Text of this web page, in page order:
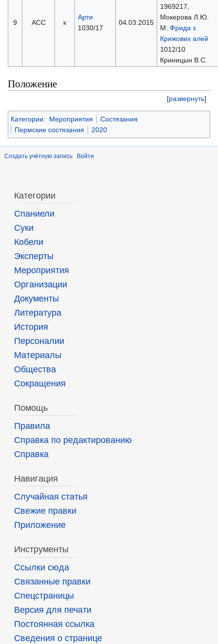
9 АСС к
Арти
1030/17
04.03.2015
1969217,
Мокерова Л.Ю.
М: Фрида з
Крижових aлей
1012/10
Криницын В.С.
Положение
[развернуть]
Категории: Мероприятия
Состязания
Пермские состязания
2020
Создать учётную запись Войти
Категории
Спаниели
Суки
Кобели
Эксперты
Мероприятия
Организации
Документы
Литература
История
Персоналии
Материалы
Общества
Сокращения
Помощь
Правила
Справка по редактированию
Справка
Навигация
Случайная статья
Свежие правки
Приложение
Инструменты
Ссылки сюда
Связанные правки
Спецстраницы
Версия для печати
Постоянная ссылка
Сведения о странице